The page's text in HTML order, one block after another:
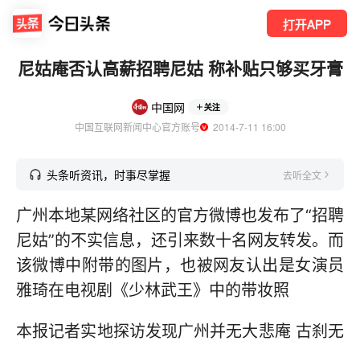
打开APP
尼姑庵否认高薪招聘尼姑 称补贴只够买牙膏
中国网 关注
中国互联网新闻中心官方账号
  2014-7-11 16:00
头条听资讯，时事尽掌握 去听全文
广州本地某网络社区的官方微博也发布了“招聘
尼姑”的不实信息，还引来数十名网友转发。而
该微博中附带的图片，也被网友认出是女演员
雅琦在电视剧《少林武王》中的带妆照
本报记者实地探访发现广州并无大悲庵 古刹无